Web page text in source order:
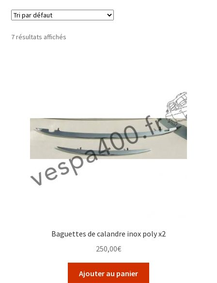
Sample Page
Validation de la commande
7 résultats affichés
Baguettes de calandre inox poly x2
250,00€
Ajouter au panier